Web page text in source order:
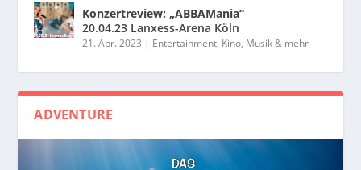
Konzertreview: „ABBAMania“
20.04.23 Lanxess-Arena Köln
21. Apr. 2023 | Entertainment, Kino, Musik & mehr
ADVENTURE